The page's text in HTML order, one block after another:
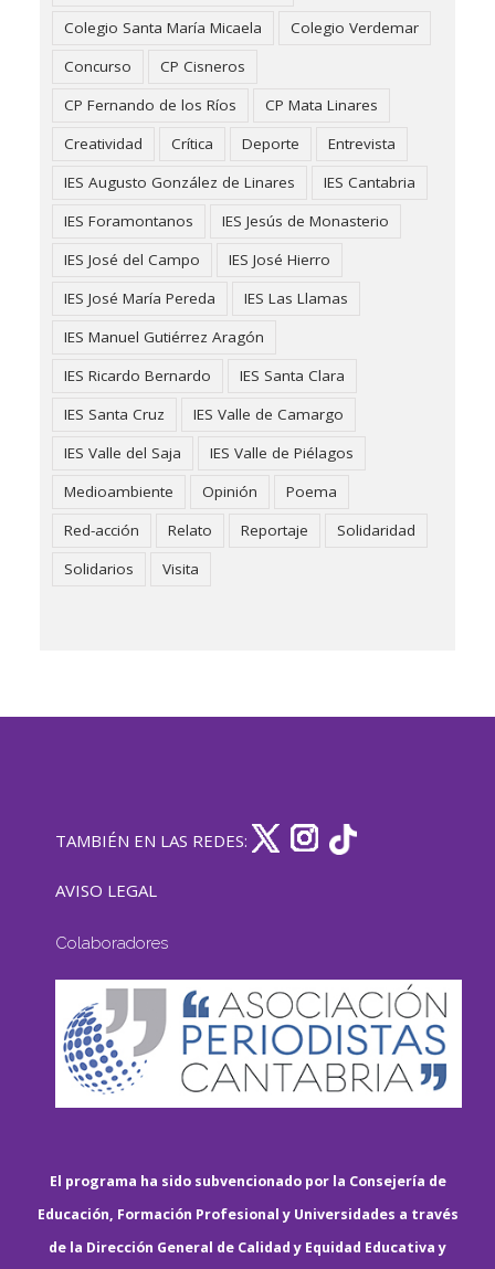
Colegio Santa María Micaela
Colegio Verdemar
Concurso
CP Cisneros
CP Fernando de los Ríos
CP Mata Linares
Creatividad
Crítica Deporte
Entrevista
IES Augusto González de Linares
IES Cantabria
IES Foramontanos
IES Jesús de Monasterio
IES José del Campo
IES José Hierro
IES José María Pereda
IES Las Llamas
IES Manuel Gutiérrez Aragón
IES Ricardo Bernardo
IES Santa Clara
IES Santa Cruz
IES Valle de Camargo
IES Valle del Saja
IES Valle de Piélagos
Medioambiente
Opinión
Poema
Red-acción
Relato Reportaje
Solidaridad
Solidarios
Visita
TAMBIÉN EN LAS REDES:
AVISO LEGAL
Colaboradores
El programa ha sido subvencionado por la Consejería de
Educación, Formación Profesional y Universidades a través
de la Dirección General de Calidad y Equidad Educativa y